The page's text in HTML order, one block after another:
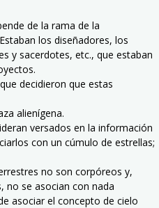
de la rama de la
los diseñadores, los
y sacerdotes, etc., que estaban
decidieron que estas
alienígena.
versados en la información
con un cúmulo de estrellas;
no son corpóreos y,
no se asocian con nada
asociar el concepto de cielo